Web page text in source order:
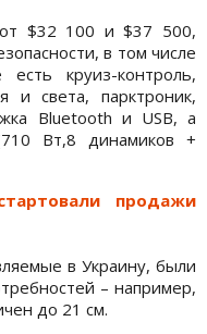
$32 100 и $37 500,
в том числе
круиз-контроль,
и света, парктроник,
Bluetooth и USB, а
Вт,8 динамиков +
продажи
в Украину, были
– например,
до 21 см.